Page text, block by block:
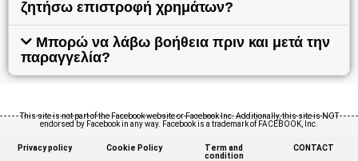
ζητήσω επιστροφή χρημάτων?
Μπορώ να λάβω βοήθεια πριν και μετά την
παραγγελία?
This site is not part of the Facebook website or Facebook Inc. Additionally, this site is NOT
endorsed by Facebook in any way. Facebook is a trademark of FACEBOOK, Inc.
Privacy policy Cookie Policy
Term and
condition
CONTACT